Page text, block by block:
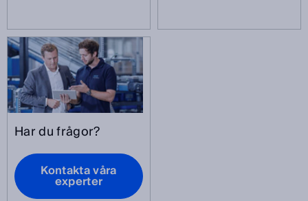
Har du frågor?
Kontakta våra
experter